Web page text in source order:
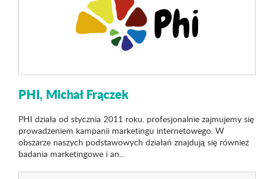
PHI, Michał Frączek
PHI działa od stycznia 2011 roku. profesjonalnie zajmujemy się
prowadzeniem kampanii marketingu internetowego. W
obszarze naszych podstawowych działań znajdują się również
badania marketingowe i an...